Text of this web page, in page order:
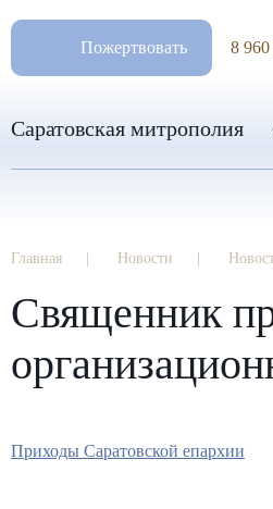
Пожертвовать 8
Саратовская митрополия
Главная Новости
Священник
Приходы Саратовской епархии